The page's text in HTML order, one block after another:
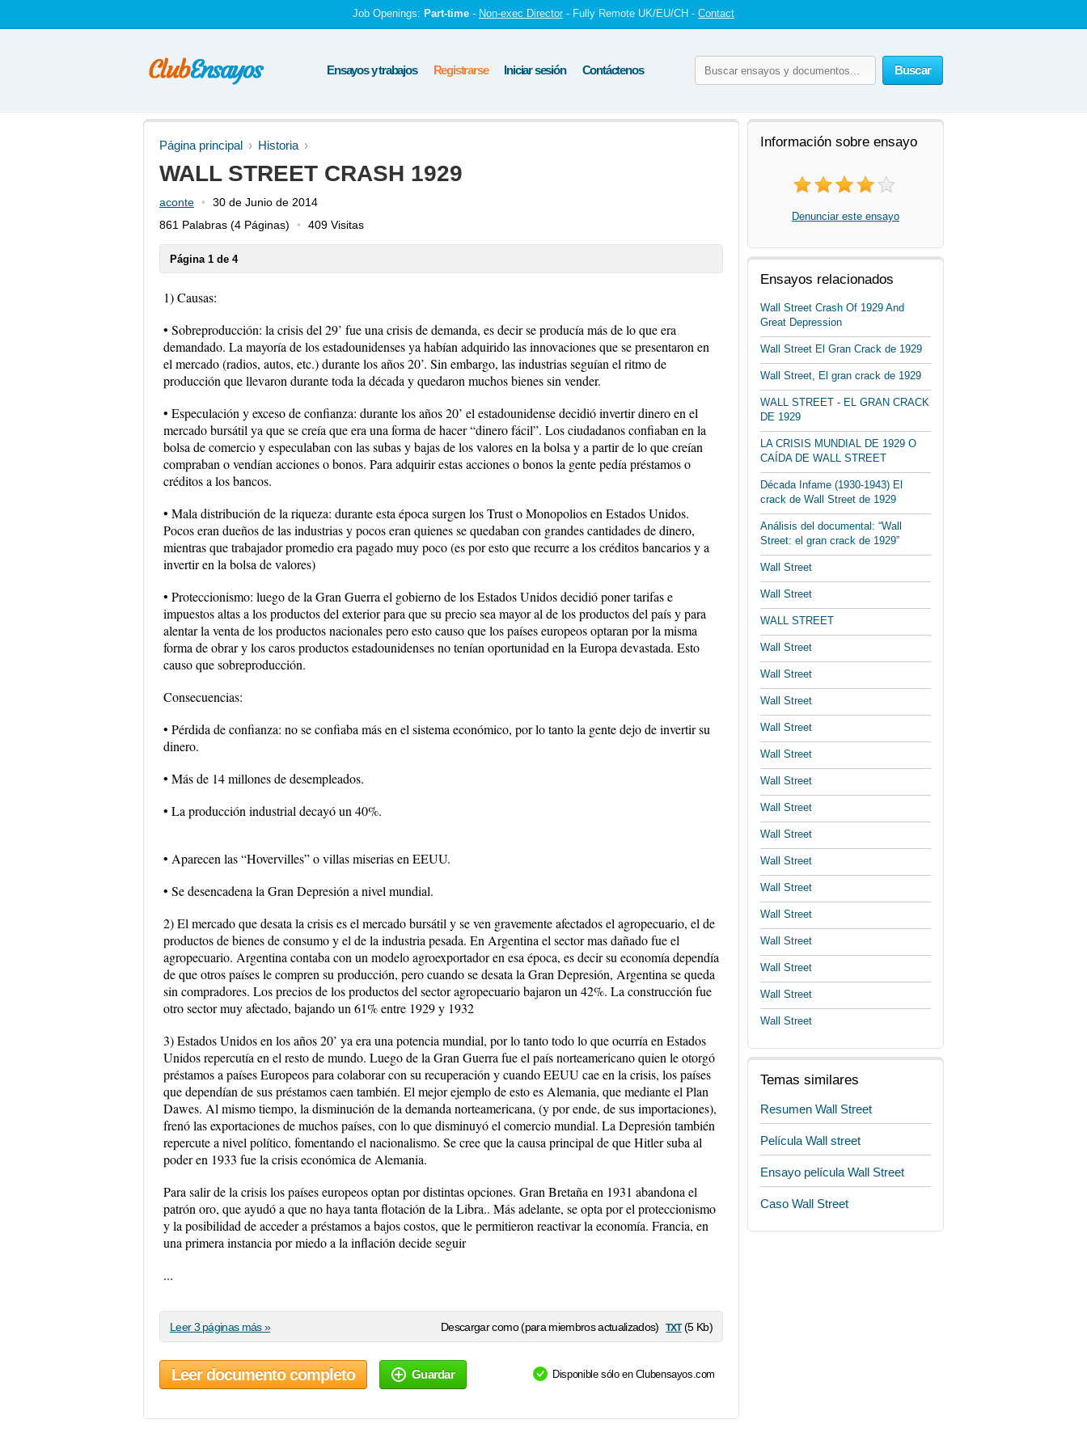
Job Openings: Part-time - Non-exec Director - Fully Remote UK/EU/CH - Contact
Buscar
Ensayos y trabajos Registrarse Iniciar sesión Contáctenos
Página principal Historia
WALL STREET CRASH 1929
aconte
30 de Junio de 2014
861 Palabras (4 Páginas) 409 Visitas
Página 1 de 4
1) Causas:
• Sobreproducción: la crisis del 29’ fue una crisis de demanda, es decir se producía más de lo que era
demandado. La mayoría de los estadounidenses ya habían adquirido las innovaciones que se presentaron en
el mercado (radios, autos, etc.) durante los años 20’. Sin embargo, las industrias seguían el ritmo de
producción que llevaron durante toda la década y quedaron muchos bienes sin vender.
• Especulación y exceso de confianza: durante los años 20’ el estadounidense decidió invertir dinero en el
mercado bursátil ya que se creía que era una forma de hacer “dinero fácil”. Los ciudadanos confiaban en la
bolsa de comercio y especulaban con las subas y bajas de los valores en la bolsa y a partir de lo que creían
compraban o vendían acciones o bonos. Para adquirir estas acciones o bonos la gente pedía préstamos o
créditos a los bancos.
• Mala distribución de la riqueza: durante esta época surgen los Trust o Monopolios en Estados Unidos.
Pocos eran dueños de las industrias y pocos eran quienes se quedaban con grandes cantidades de dinero,
mientras que trabajador promedio era pagado muy poco (es por esto que recurre a los créditos bancarios y a
invertir en la bolsa de valores)
• Proteccionismo: luego de la Gran Guerra el gobierno de los Estados Unidos decidió poner tarifas e
impuestos altas a los productos del exterior para que su precio sea mayor al de los productos del país y para
alentar la venta de los productos nacionales pero esto causo que los países europeos optaran por la misma
forma de obrar y los caros productos estadounidenses no tenían oportunidad en la Europa devastada. Esto
causo que sobreproducción.
Consecuencias:
• Pérdida de confianza: no se confiaba más en el sistema económico, por lo tanto la gente dejo de invertir su
dinero.
• Más de 14 millones de desempleados.
• La producción industrial decayó un 40%.
• Aparecen las “Hovervilles” o villas miserias en EEUU.
• Se desencadena la Gran Depresión a nivel mundial.
2) El mercado que desata la crisis es el mercado bursátil y se ven gravemente afectados el agropecuario, el de
productos de bienes de consumo y el de la industria pesada. En Argentina el sector mas dañado fue el
agropecuario. Argentina contaba con un modelo agroexportador en esa época, es decir su economía dependía
de que otros países le compren su producción, pero cuando se desata la Gran Depresión, Argentina se queda
sin compradores. Los precios de los productos del sector agropecuario bajaron un 42%. La construcción fue
otro sector muy afectado, bajando un 61% entre 1929 y 1932
3) Estados Unidos en los años 20’ ya era una potencia mundial, por lo tanto todo lo que ocurría en Estados
Unidos repercutía en el resto de mundo. Luego de la Gran Guerra fue el país norteamericano quien le otorgó
préstamos a países Europeos para colaborar con su recuperación y cuando EEUU cae en la crisis, los países
que dependían de sus préstamos caen también. El mejor ejemplo de esto es Alemania, que mediante el Plan
Dawes. Al mismo tiempo, la disminución de la demanda norteamericana, (y por ende, de sus importaciones),
frenó las exportaciones de muchos países, con lo que disminuyó el comercio mundial. La Depresión también
repercute a nivel político, fomentando el nacionalismo. Se cree que la causa principal de que Hitler suba al
poder en 1933 fue la crisis económica de Alemania.
Para salir de la crisis los países europeos optan por distintas opciones. Gran Bretaña en 1931 abandona el
patrón oro, que ayudó a que no haya tanta flotación de la Libra.. Más adelante, se opta por el proteccionismo
y la posibilidad de acceder a préstamos a bajos costos, que le permitieron reactivar la economía. Francia, en
una primera instancia por miedo a la inflación decide seguir
...
Descargar como (para miembros actualizados) txt(5 Kb)
Leer 3 páginas más »
Leer documento completo Guardar Disponible sólo en Clubensayos.com
Información sobre ensayo
Denunciar este ensayo
Ensayos relacionados
Wall Street Crash Of 1929 And
Great Depression
Wall Street El Gran Crack de 1929
Wall Street, El gran crack de 1929
WALL STREET - EL GRAN CRACK
DE 1929
LA CRISIS MUNDIAL DE 1929 O
CAÍDA DE WALL STREET
Década Infame (1930-1943) El
crack de Wall Street de 1929
Análisis del documental: “Wall
Street: el gran crack de 1929”
Wall Street
Wall Street
WALL STREET
Wall Street
Wall Street
Wall Street
Wall Street
Wall Street
Wall Street
Wall Street
Wall Street
Wall Street
Wall Street
Wall Street
Wall Street
Wall Street
Wall Street
Wall Street
Temas similares
Resumen Wall Street
Película Wall street
Ensayo película Wall Street
Caso Wall Street